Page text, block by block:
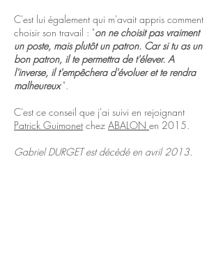
C'est lui également qui m'avait appris comment
choisir son travail : "on ne choisit pas vraiment
un poste, mais plutôt un patron. Car si tu as un
bon patron, il te permettra de t'élever. A
l'inverse, il t'empêchera d'évoluer et te rendra
malheureux".
C'est ce conseil que j'ai suivi en rejoignant
Patrick Guimonet chez ABALON en 2015.
Gabriel DURGET est décédé en avril 2013.